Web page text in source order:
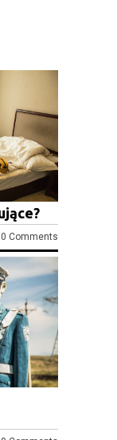
0 Comments